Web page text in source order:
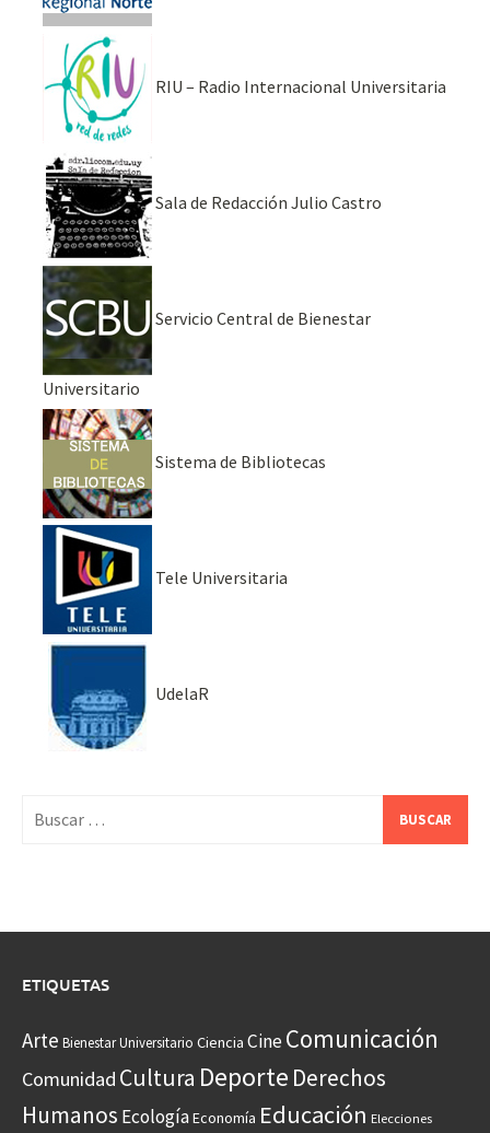
RIU – Radio Internacional Universitaria
Sala de Redacción Julio Castro
Servicio Central de Bienestar
Universitario
Sistema de Bibliotecas
Tele Universitaria
UdelaR
ETIQUETAS
Arte Bienestar Universitario Ciencia CineComunicación
Comunidad Cultura Deporte Derechos
Humanos EcologíaEconomía Educación Elecciones